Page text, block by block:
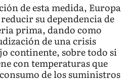
de esta medida, Europa
su dependencia de
prima, dando como
de una crisis
continente, sobre todo si
con temperaturas que
de los suministros